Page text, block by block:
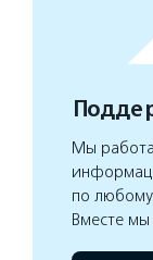
Мы
по любому
Вместе мы